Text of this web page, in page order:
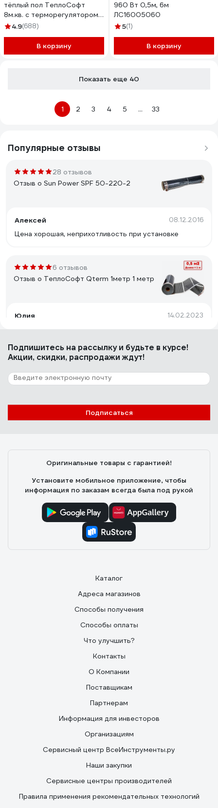
тёплый пол ТеплоСофт
8м.кв. с терморегулятором
плёнка 8м.кв.
4.9(688)
В корзину
960 Вт 0,5м, 6м
ЛС16005060
5(1)
В корзину
Показать еще 40
1 2 3 4 5 ... 33
Популярные отзывы
28 отзывов
Отзыв о Sun Power SPF 50-220-2
Алексей 08.12.2016
Цена хорошая, неприхотливость при установке
6 отзывов
Отзыв о ТеплоСофт Qterm 1метр 1 метр
Юлия 14.02.2023
Справляется с задачей!
8 отзывов
Отзыв о ЛамиПол 160Вт 0,5м 1м
Подпишитесь на рассылкуи будьте в курсе!
Акции, скидки, распродажи ждут!
Подписаться
Оригинальные товары с гарантией!
Установите мобильное приложение, чтобы
информация по заказам всегда была под рукой
Каталог
Адреса магазинов
Способы получения
Способы оплаты
Что улучшить?
Контакты
О Компании
Поставщикам
Партнерам
Информация для инвесторов
Организациям
Сервисный центр ВсеИнструменты.ру
Наши закупки
Сервисные центры производителей
Правила применения рекомендательных технологий